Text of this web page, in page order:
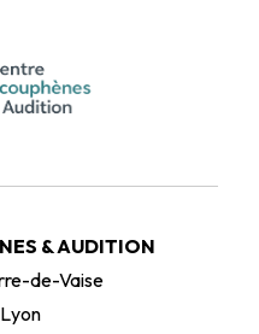
& AUDITION
de-Vaise